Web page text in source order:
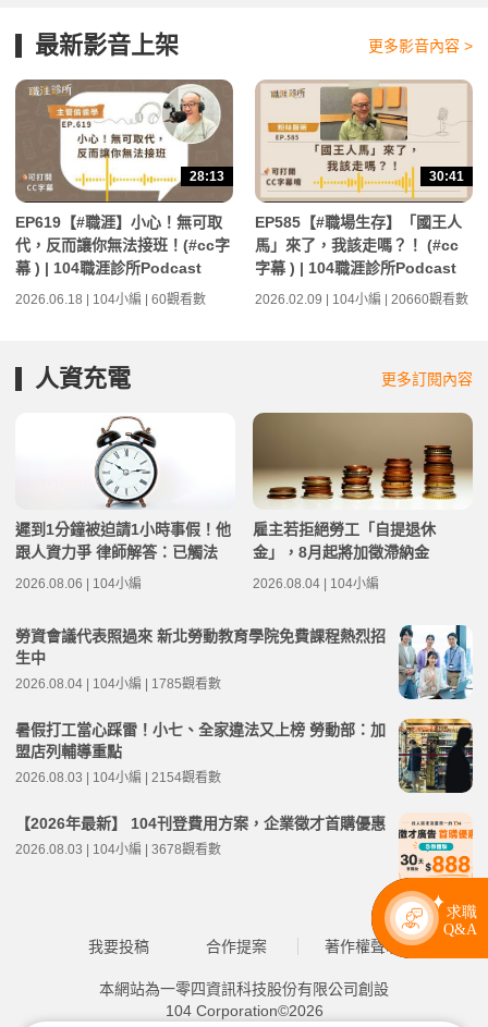
最新影音上架 更多影音內容 >
28:13
EP619【#職涯】小心！無可取
代，反而讓你無法接班！(#cc字
幕 ) | 104職涯診所Podcast
2026.06.18 | 104小編 | 60觀看數
30:41
EP585【#職場生存】「國王人
馬」來了，我該走嗎？！ (#cc
字幕 ) | 104職涯診所Podcast
2026.02.09 | 104小編 | 20660觀看數
人資充電 更多訂閱內容
遲到1分鐘被迫請1小時事假！他
跟人資力爭 律師解答：已觸法
2026.08.06 | 104小編
雇主若拒絕勞工「自提退休
金」，8月起將加徵滯納金
2026.08.04 | 104小編
勞資會議代表照過來 新北勞動教育學院免費課程熱烈招
生中
2026.08.04 | 104小編 | 1785觀看數
暑假打工當心踩雷！小七、全家違法又上榜 勞動部：加
盟店列輔導重點
2026.08.03 | 104小編 | 2154觀看數
【2026年最新】 104刊登費用方案，企業徵才首購優惠
2026.08.03 | 104小編 | 3678觀看數
我要投稿 合作提案 著作權聲明
本網站為一零四資訊科技股份有限公司創設
104 Corporation©2026